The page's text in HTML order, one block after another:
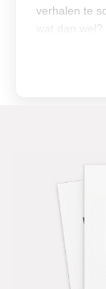
verhalen te
wat dan wel?